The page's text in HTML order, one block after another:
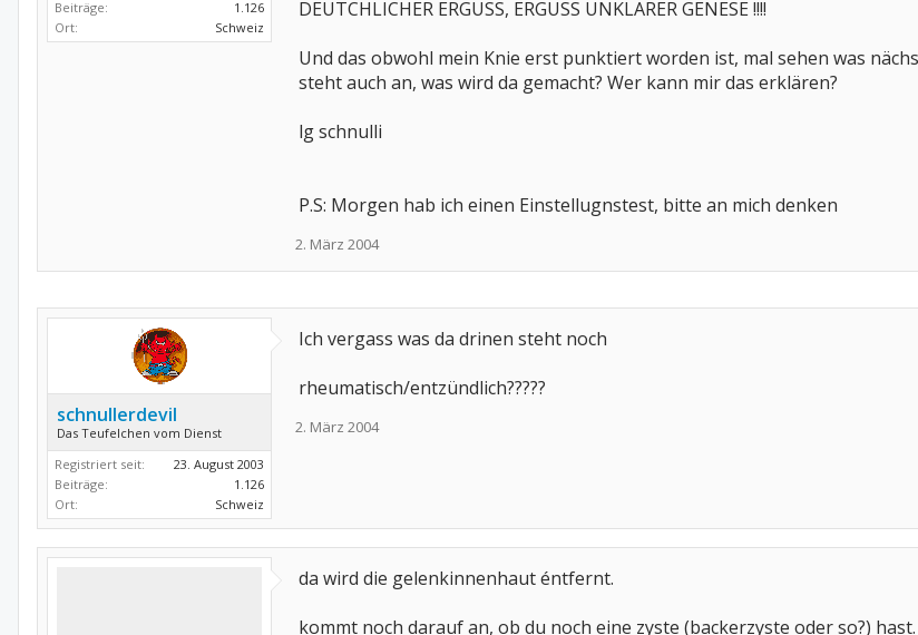
Beiträge:
1.126
Ort:
Schweiz
DEUTCHLICHER ERGUSS, ERGUSS UNKLARER GENESE !!!!
Und das obwohl mein Knie erst punktiert worden ist, mal sehen was
steht auch an, was wird da gemacht? Wer kann mir das erklären?
lg schnulli
P.S: Morgen hab ich einen Einstellugnstest, bitte an mich denken
2. März 2004
schnullerdevil
Das Teufelchen vom Dienst
Registriert seit:
23. August 2003
Beiträge:
1.126
Ort:
Schweiz
Ich vergass was da drinen steht noch
rheumatisch/entzündlich?????
2. März 2004
da wird die gelenkinnenhaut éntfernt.
kommt noch darauf an, ob du noch eine zyste (backerzyste oder so?) hast.